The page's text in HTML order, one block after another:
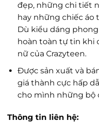
đẹp, những chi tiết
hay những chiếc áo
Dù kiểu dáng
hoàn toàn tự tin khi
nữ của Crazyteen.
Được sản xuất và
giá thành cực hấp
cho mình những bộ
Thông tin liên hệ: